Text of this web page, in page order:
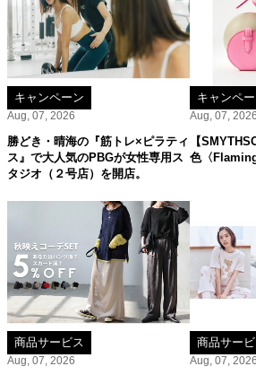
キャンペーン
Aug, 07, 2026
勝どき・晴海の『筋トレ×ピラティ
ス』で大人気のPBGが女性専用ス
タジオ（２号店）を開店。
キャンペ
Aug, 07, 2026
【
色〈
商品サービス
Aug, 07, 2026
商品サー
Aug, 07, 2026